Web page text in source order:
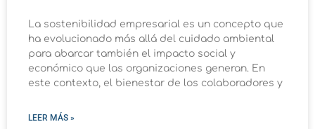
La sostenibilidad empresarial es un concepto que
ha evolucionado más allá del cuidado ambiental
para abarcar también el impacto social y
económico que las organizaciones generan. En
este contexto, el bienestar de los colaboradores y
LEER MÁS »